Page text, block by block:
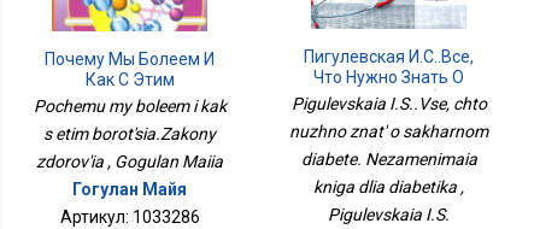
Почему Мы Болеем И
Как С Этим
Бороться.Законы
Здоровья
Pochemu my boleem i kak
s etim borot'sia.Zakony
zdorov'ia , Gogulan Maiia
Гогулан Майя
Артикул: 1033286
Пигулевская И.С..Все,
Что Нужно Знать О
Сахарном Диабете.
Незаменимая Книга Для
Диабетика
Pigulevskaia I.S..Vse, chto
nuzhno znat' o sakharnom
diabete. Nezamenimaia
kniga dlia diabetika ,
Pigulevskaia I.S.